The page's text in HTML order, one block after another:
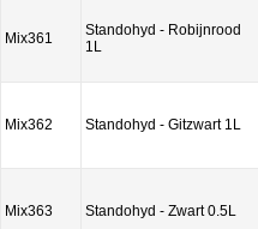
Mix361
Standohyd - Robijnrood
1L
Mix362 Standohyd - Gitzwart 1L
Mix363 Standohyd - Zwart 0.5L